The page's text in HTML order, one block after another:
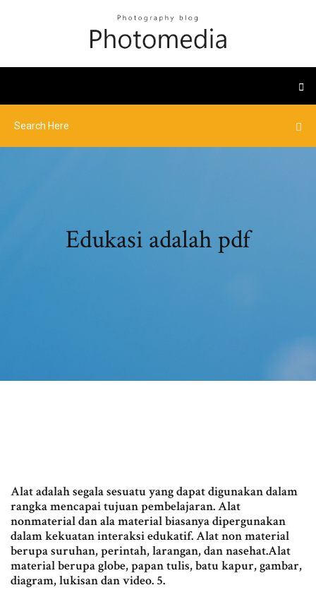
Edukasi adalah pdf
Alat adalah segala sesuatu yang dapat digunakan dalam
rangka mencapai tujuan pembelajaran. Alat
nonmaterial dan ala material biasanya dipergunakan
dalam kekuatan interaksi edukatif. Alat non material
berupa suruhan, perintah, larangan, dan nasehat.Alat
material berupa globe, papan tulis, batu kapur, gambar,
diagram, lukisan dan video. 5.